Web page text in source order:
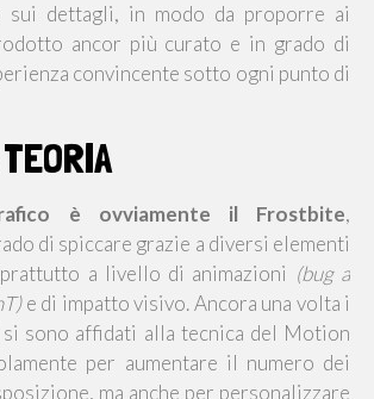
sui dettagli, in modo da proporre ai
ancor più curato e in grado di
convincente sotto ogni punto di
è ovviamente il Frostbite,
di spiccare grazie a diversi elementi
a livello di animazioni (bug a
e di impatto visivo. Ancora una volta i
sono affidati alla tecnica del Motion
per aumentare il numero dei
ma anche per personalizzare